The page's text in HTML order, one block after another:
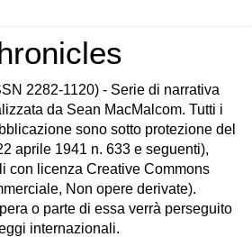
2282-1120) - Serie di narrativa
da Sean MacMalcom. Tutti i
sono sotto protezione del
aprile 1941 n. 633 e seguenti),
con licenza Creative Commons
Non opere derivate).
o parte di essa verrà perseguito
internazionali.